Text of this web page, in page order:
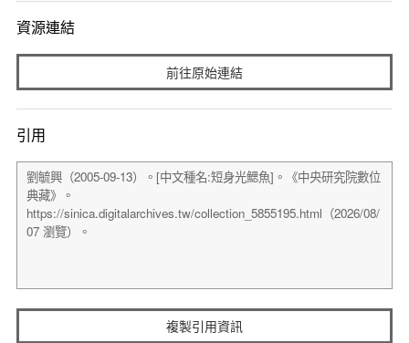
資源連結
前往原始連結
引用
複製引用資訊